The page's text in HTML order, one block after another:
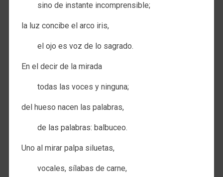
sino de instante incomprensible;
la luz concibe el arco iris,
el ojo es voz de lo sagrado.
En el decir de la mirada
todas las voces y ninguna;
del hueso nacen las palabras,
de las palabras: balbuceo.
Uno al mirar palpa siluetas,
vocales, sílabas de carne,